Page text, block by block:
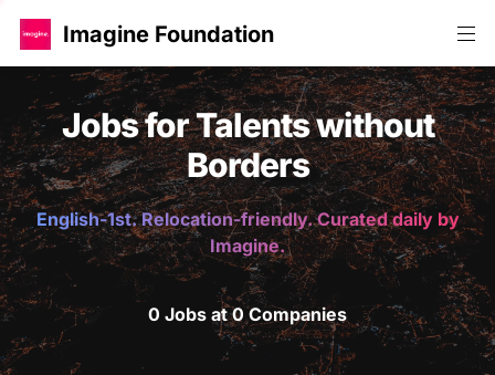
Imagine Foundation
Jobs for Talents without
Borders
English-1st. Relocation-friendly. Curated daily by
Imagine.
0 Jobs at 0 Companies